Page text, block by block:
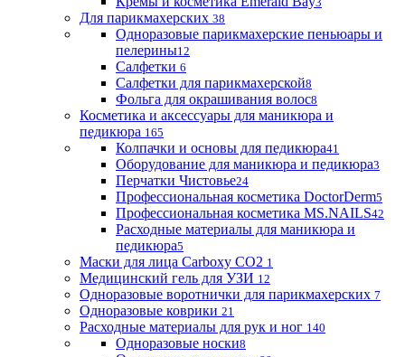
Для парикмахерских 38
Одноразовые парикмахерские пеньюары и
пелерины12
Салфетки 6
Салфетки для парикмахерской8
Фольга для окрашивания волос8
Косметика и аксессуары для маникюра и
педикюра 165
Колпачки и основы для педикюра41
Оборудование для маникюра и педикюра3
Перчатки Чистовье24
Профессиональная косметика DoctorDerm5
Профессиональная косметика MS.NAILS42
Расходные материалы для маникюра и
педикюра5
Маски для лица Carboxy CO2 1
Медицинский гель для УЗИ 12
Одноразовые воротнички для парикмахерских 7
Одноразовые коврики 21
Расходные материалы для рук и ног 140
Одноразовые носки8